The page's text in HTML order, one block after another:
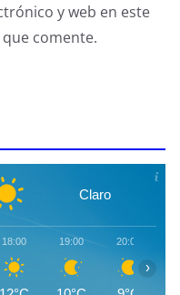
y web en este
comente.
Claro
18:00 19:00 20:00
›